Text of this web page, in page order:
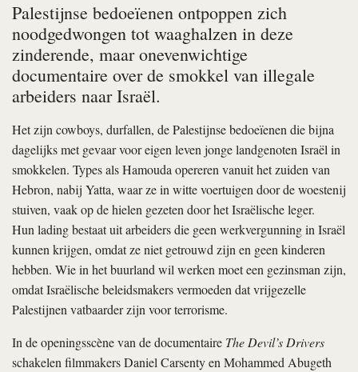
Palestijnse bedoeïenen ontpoppen zich
noodgedwongen tot waaghalzen in deze
zinderende, maar onevenwichtige
documentaire over de smokkel van illegale
arbeiders naar Israël.
Het zijn cowboys, durfallen, de Palestijnse bedoeïenen die bijna
dagelijks met gevaar voor eigen leven jonge landgenoten Israël in
smokkelen. Types als Hamouda opereren vanuit het zuiden van
Hebron, nabij Yatta, waar ze in witte voertuigen door de woestenij
stuiven, vaak op de hielen gezeten door het Israëlische leger.
Hun lading bestaat uit arbeiders die geen werkvergunning in Israël
kunnen krijgen, omdat ze niet getrouwd zijn en geen kinderen
hebben. Wie in het buurland wil werken moet een gezinsman zijn,
omdat Israëlische beleidsmakers vermoeden dat vrijgezelle
Palestijnen vatbaarder zijn voor terrorisme.
In de openingsscène van de documentaire The Devil’s Drivers
schakelen filmmakers Daniel Carsenty en Mohammed Abugeth